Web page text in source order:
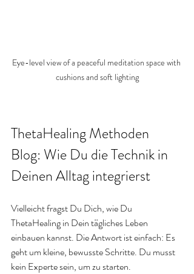
Eye-level view of a peaceful meditation space with
cushions and soft lighting
ThetaHealing Methoden
Blog: Wie Du die Technik in
Deinen Alltag integrierst
Vielleicht fragst Du Dich, wie Du
ThetaHealing in Dein tägliches Leben
einbauen kannst. Die Antwort ist einfach: Es
geht um kleine, bewusste Schritte. Du musst
kein Experte sein, um zu starten.